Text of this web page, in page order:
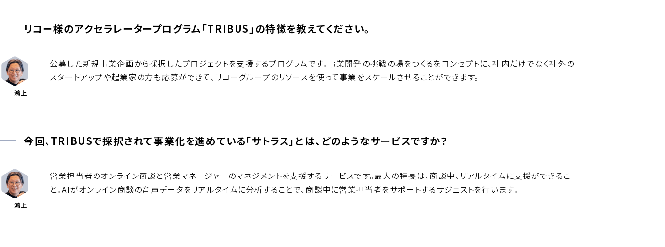
リコー様のアクセラレータープログラム「TRIBUS」の特徴を教えてください。
鴻上
公募した新規事業企画から採択したプロジェクトを支援するプログラムです。事業開発の挑戦の場をつくるをコンセプトに、社内だけでなく社外の
スタートアップや起業家の方も応募ができて、リコーグループのリソースを使って事業をスケールさせることができます。
今回、TRIBUSで採択されて事業化を進めている「サトラス」とは、どのようなサービスですか？
鴻上
営業担当者のオンライン商談と営業マネージャーのマネジメントを支援するサービスです。最大の特長は、商談中、リアルタイムに支援ができるこ
と。AIがオンライン商談の音声データをリアルタイムに分析することで、商談中に営業担当者をサポートするサジェストを行います。